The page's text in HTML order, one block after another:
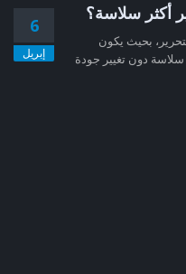
6
إبريل
أكثر سلاسة؟
بحيث يكون
سلاسة دون تغيير جودة